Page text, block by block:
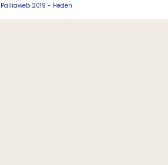
Palliaweb 2019 - Heden